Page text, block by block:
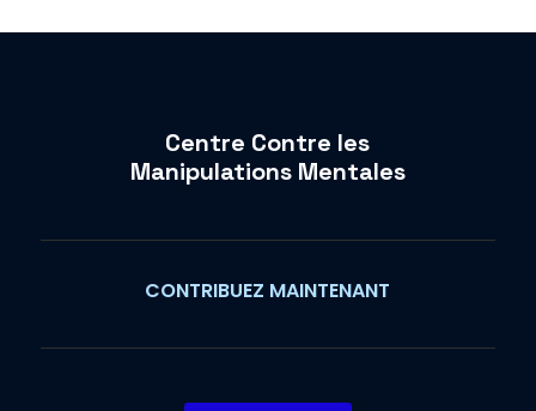
Centre Contre les
Manipulations Mentales
CONTRIBUEZ MAINTENANT